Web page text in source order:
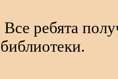
Все ребята
библиотеки.